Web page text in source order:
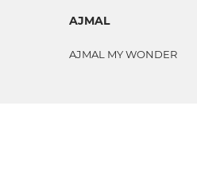
AJMAL
AJMAL MY WONDER